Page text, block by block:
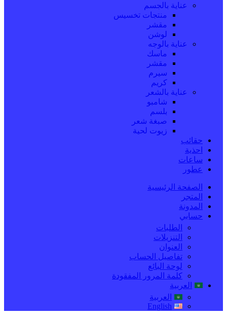
عناية بالجسم
منتجات تخسيس
مقشر
لوشن
عناية بالوجه
ماسك
مقشر
سيرم
كريم
عناية بالشعر
شامبو
بلسم
صبغة شعر
زيوت لحية
حقائب
احذية
ساعات
عطور
الصفحة الرئيسية
المتجر
المدونة
حسابي
الطلبات
التنزيلات
العنوان
تفاصيل الحساب
لوحة البائع
كلمة المرور المفقودة
العربية
العربية
English